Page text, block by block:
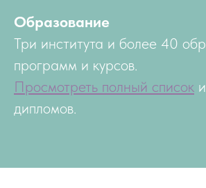
Образование
Три института и более 40
программ и курсов.
Просмотреть полный список
дипломов.